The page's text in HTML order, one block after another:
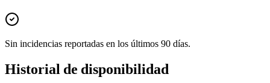
Sin incidencias reportadas en los últimos 90 días.
Historial de disponibilidad